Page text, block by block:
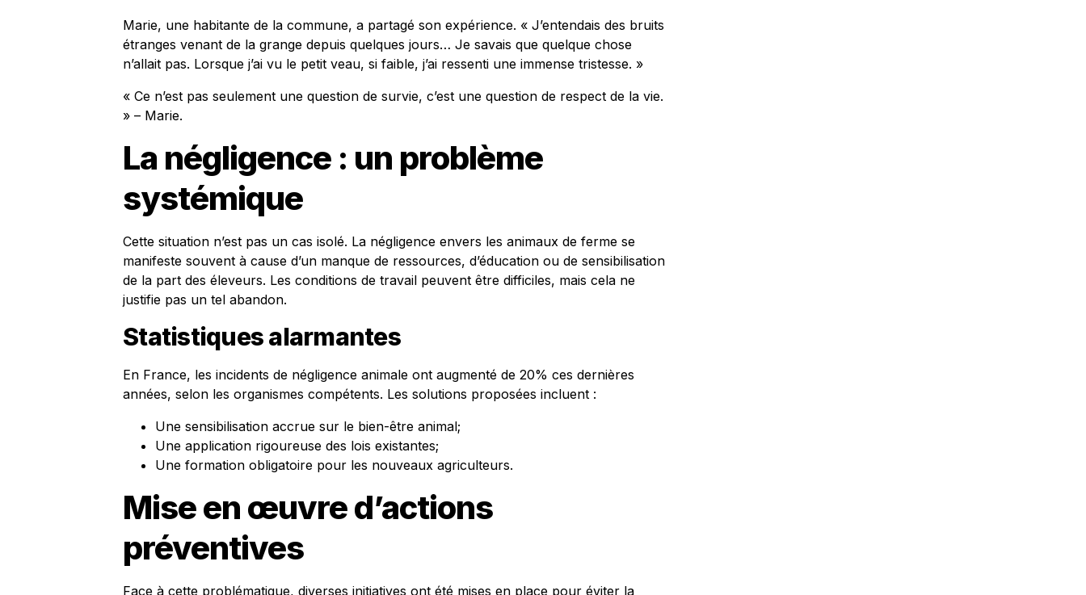
Marie, une habitante de la commune, a partagé son expérience. « J’entendais des bruits
étranges venant de la grange depuis quelques jours… Je savais que quelque chose
n’allait pas. Lorsque j’ai vu le petit veau, si faible, j’ai ressenti une immense tristesse. »
« Ce n’est pas seulement une question de survie, c’est une question de respect de la vie.
» – Marie.
La négligence : un problème
systémique
Cette situation n’est pas un cas isolé. La négligence envers les animaux de ferme se
manifeste souvent à cause d’un manque de ressources, d’éducation ou de sensibilisation
de la part des éleveurs. Les conditions de travail peuvent être difficiles, mais cela ne
justifie pas un tel abandon.
Statistiques alarmantes
En France, les incidents de négligence animale ont augmenté de 20% ces dernières
années, selon les organismes compétents. Les solutions proposées incluent :
Une sensibilisation accrue sur le bien-être animal;
Une application rigoureuse des lois existantes;
Une formation obligatoire pour les nouveaux agriculteurs.
Mise en œuvre d’actions
préventives
Face à cette problématique, diverses initiatives ont été mises en place pour éviter la